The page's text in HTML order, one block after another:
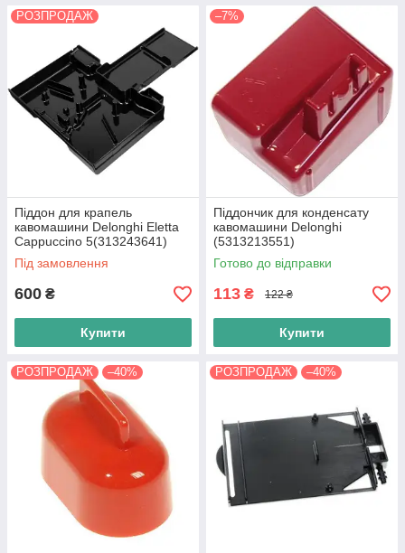
РОЗПРОДАЖ
Піддон для крапель
кавомашини Delonghi Eletta
Cappuccino 5(313243641)
Під замовлення
600 ₴
Купити
–7%
Піддончик для конденсату
кавомашини Delonghi
(5313213551)
Готово до відправки
113 ₴ 122 ₴
Купити
РОЗПРОДАЖ –40% РОЗПРОДАЖ –40%